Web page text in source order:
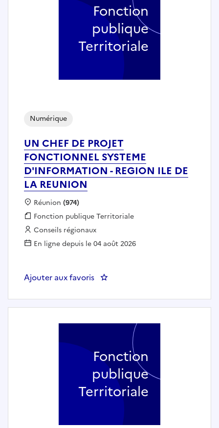
UN CHEF DE PROJET
FONCTIONNEL SYSTEME
D'INFORMATION - REGION ILE DE
LA REUNION
Numérique
Localisation :
Réunion (974)
Fonction publique :
Fonction publique Territoriale
Employeur :
Conseils régionaux
En ligne depuis le 04 août 2026
Ajouter aux favoris : UN CHEF DE PROJET
Fonction
publique
Territoriale
Fonction
publique
Territoriale